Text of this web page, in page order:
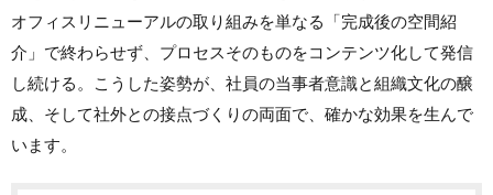
オフィスリニューアルの取り組みを単なる「完成後の空間紹
介」で終わらせず、プロセスそのものをコンテンツ化して発信
し続ける。こうした姿勢が、社員の当事者意識と組織文化の醸
成、そして社外との接点づくりの両面で、確かな効果を生んで
います。